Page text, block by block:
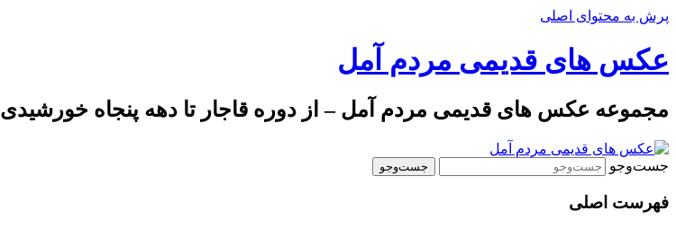
پرش به محتوای اصلی
عکس های قدیمی مردم آمل
مجموعه عکس های قدیمی مردم آمل – از دوره قاجار تا دهه پنجاه خورشیدی
جست‌وجو
فهرست اصلی